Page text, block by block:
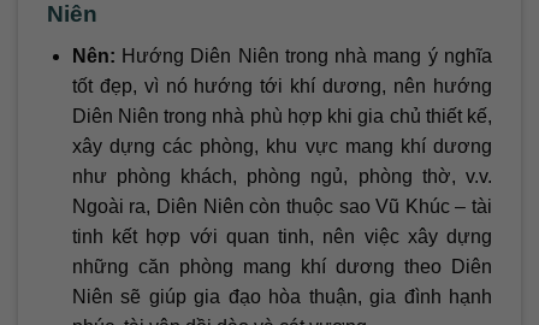
Niên
Nên: Hướng Diên Niên trong nhà mang ý nghĩa
tốt đẹp, vì nó hướng tới khí dương, nên hướng
Diên Niên trong nhà phù hợp khi gia chủ thiết kế,
xây dựng các phòng, khu vực mang khí dương
như phòng khách, phòng ngủ, phòng thờ, v.v.
Ngoài ra, Diên Niên còn thuộc sao Vũ Khúc – tài
tinh kết hợp với quan tinh, nên việc xây dựng
những căn phòng mang khí dương theo Diên
Niên sẽ giúp gia đạo hòa thuận, gia đình hạnh